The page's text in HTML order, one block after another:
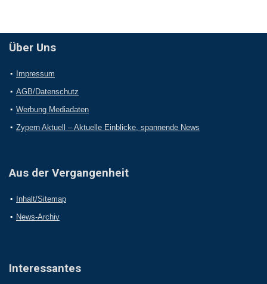
Über Uns
Impressum
AGB/Datenschutz
Werbung Mediadaten
Zypern Aktuell – Aktuelle Einblicke, spannende News
Aus der Vergangenheit
Inhalt/Sitemap
News-Archiv
Interessantes